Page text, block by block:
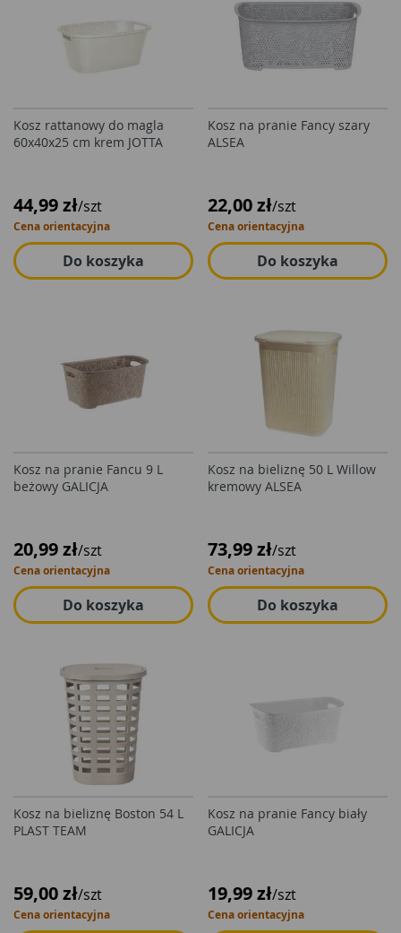
Kosz rattanowy do magla
60x40x25 cm krem JOTTA
44,99 zł/szt
Cena orientacyjna
Do koszyka
Kosz na pranie Fancy szary
ALSEA
22,00 zł/szt
Cena orientacyjna
Do koszyka
Kosz na pranie Fancu 9 L
beżowy GALICJA
20,99 zł/szt
Cena orientacyjna
Do koszyka
Kosz na bieliznę 50 L Willow
kremowy ALSEA
73,99 zł/szt
Cena orientacyjna
Do koszyka
Kosz na bieliznę Boston 54 L
PLAST TEAM
59,00 zł/szt
Cena orientacyjna
Kosz na pranie Fancy biały
GALICJA
19,99 zł/szt
Cena orientacyjna